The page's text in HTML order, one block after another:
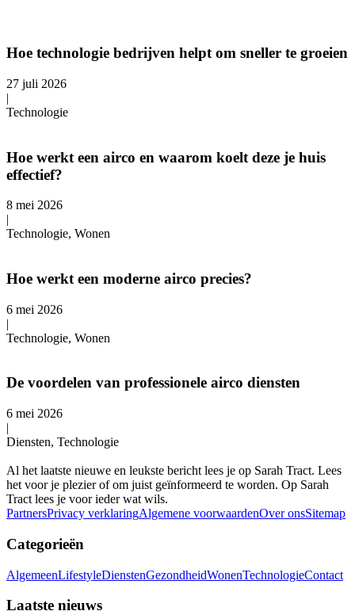
Hoe technologie bedrijven helpt om sneller te groeien
27 juli 2026
|
Technologie
Hoe werkt een airco en waarom koelt deze je huis
effectief?
8 mei 2026
|
Technologie, Wonen
Hoe werkt een moderne airco precies?
6 mei 2026
|
Technologie, Wonen
De voordelen van professionele airco diensten
6 mei 2026
|
Diensten, Technologie
Al het laatste nieuwe en leukste bericht lees je op Sarah Tract. Lees
het voor je plezier of om juist geïnformeerd te worden. Op Sarah
Tract lees je voor ieder wat wils.
PartnersPrivacy verklaringAlgemene voorwaardenOver onsSitemap
Categorieën
AlgemeenLifestyleDienstenGezondheidWonenTechnologieContact
Laatste nieuws